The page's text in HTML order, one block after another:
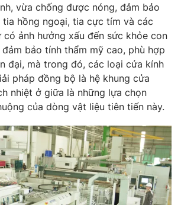
Podcast
Infographic
Shorts video
VTV Thể thao
Bất động sản
vừa chống được nóng, đảm bảo
hồng ngoại, tia cực tím và các
ảnh hưởng xấu đến sức khỏe con
bảo tính thẩm mỹ cao, phù hợp
đại, mà trong đó, các loại cửa kính
pháp đồng bộ là hệ khung cửa
nhiệt ở giữa là những lựa chọn
của dòng vật liệu tiên tiến này.